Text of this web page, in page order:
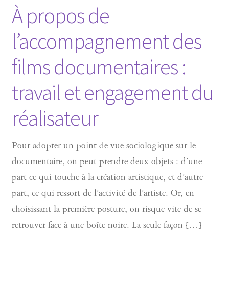
À propos de
l’accompagnement des
films documentaires :
travail et engagement du
réalisateur
Pour adopter un point de vue sociologique sur le
documentaire, on peut prendre deux objets : d’une
part ce qui touche à la création artistique, et d’autre
part, ce qui ressort de l’activité de l’artiste. Or, en
choisissant la première posture, on risque vite de se
retrouver face à une boîte noire. La seule façon […]